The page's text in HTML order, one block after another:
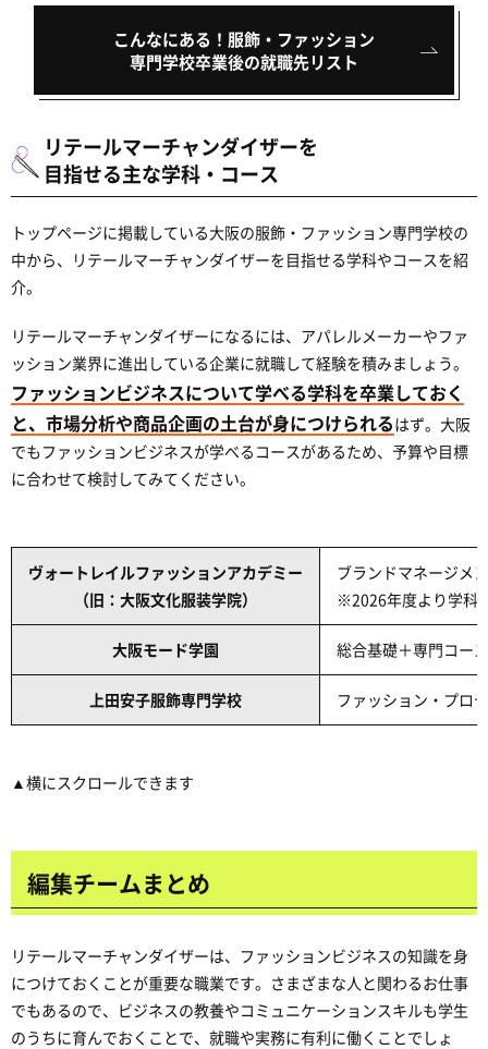
こんなにある！服飾・ファッション
専門学校卒業後の就職先リスト
リテールマーチャンダイザーを
目指せる主な学科・コース
トップページに掲載している大阪の服飾・ファッション専門学校の
中から、リテールマーチャンダイザーを目指せる学科やコースを紹
介。
リテールマーチャンダイザーになるには、アパレルメーカーやファ
ッション業界に進出している企業に就職して経験を積みましょう。
ファッションビジネスについて学べる学科を卒業しておく
と、市場分析や商品企画の土台が身につけられるはず。大阪
でもファッションビジネスが学べるコースがあるため、予算や目標
に合わせて検討してみてください。
ヴォートレイルファッションアカデミー
（旧：大阪文化服装学院）
ブランドマネージメ
※2026年度より学科
大阪モード学園 総合基礎＋専門コー
上田安子服飾専門学校 ファッション・プロ
▲横にスクロールできます
編集チームまとめ
リテールマーチャンダイザーは、ファッションビジネスの知識を身
につけておくことが重要な職業です。さまざまな人と関わるお仕事
でもあるので、ビジネスの教養やコミュニケーションスキルも学生
のうちに育んでおくことで、就職や実務に有利に働くことでしょ